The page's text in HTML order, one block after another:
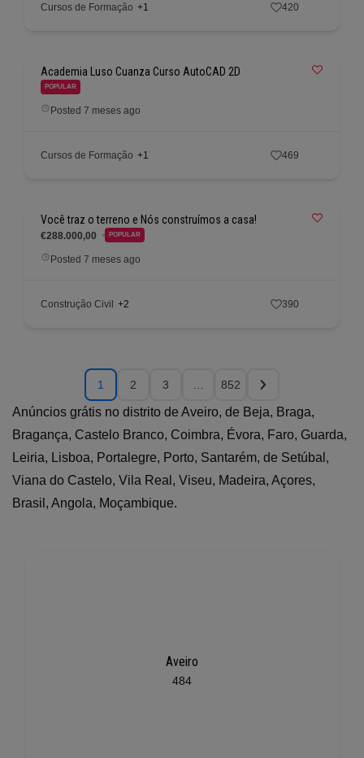
Cursos de Formação +1 420
Academia Luso Cuanza Curso AutoCAD 2D
POPULAR
Posted 7 meses ago
Cursos de Formação +1 469
Você traz o terreno e Nós construímos a casa!
€288.000,00 POPULAR
Posted 7 meses ago
Construção Civil +2 390
1 2 3 852
Anúncios grátis no distrito de Aveiro, de Beja, Braga,
Bragança, Castelo Branco, Coimbra, Évora, Faro, Guarda,
Leiria, Lisboa, Portalegre, Porto, Santarém, de Setúbal,
Viana do Castelo, Vila Real, Viseu, Madeira, Açores,
Brasil, Angola, Moçambique.
Aveiro
484